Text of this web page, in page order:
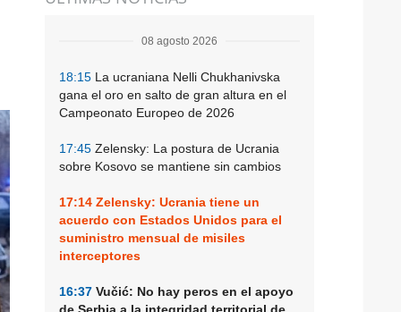
08 agosto 2026
18:15 La ucraniana Nelli Chukhanivska
gana el oro en salto de gran altura en el
Campeonato Europeo de 2026
17:45 Zelensky: La postura de Ucrania
sobre Kosovo se mantiene sin cambios
17:14 Zelensky: Ucrania tiene un
acuerdo con Estados Unidos para el
suministro mensual de misiles
interceptores
16:37 Vučić: No hay peros en el apoyo
de Serbia a la integridad territorial de